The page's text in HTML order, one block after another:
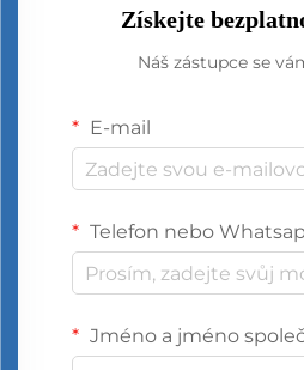
Získejte
Náš zástupce se
E-mail
Telefon nebo
Jméno a jméno